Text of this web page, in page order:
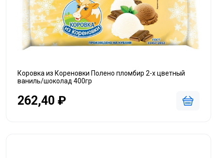
Коровка из Кореновки Полено пломбир 2-х цветный
ваниль/шоколад 400гр
262,40 ₽